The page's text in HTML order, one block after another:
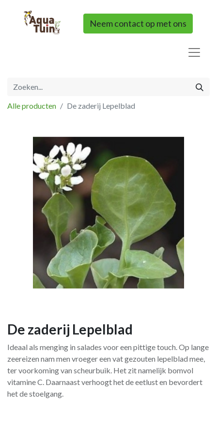
Neem contact op met ons
Alle producten De zaderij Lepelblad
De zaderij Lepelblad
Ideaal als menging in salades voor een pittige touch. Op lange
zeereizen nam men vroeger een vat gezouten lepelblad mee,
ter voorkoming van scheurbuik. Het zit namelijk bomvol
vitamine C. Daarnaast verhoogt het de eetlust en bevordert
het de stoelgang.